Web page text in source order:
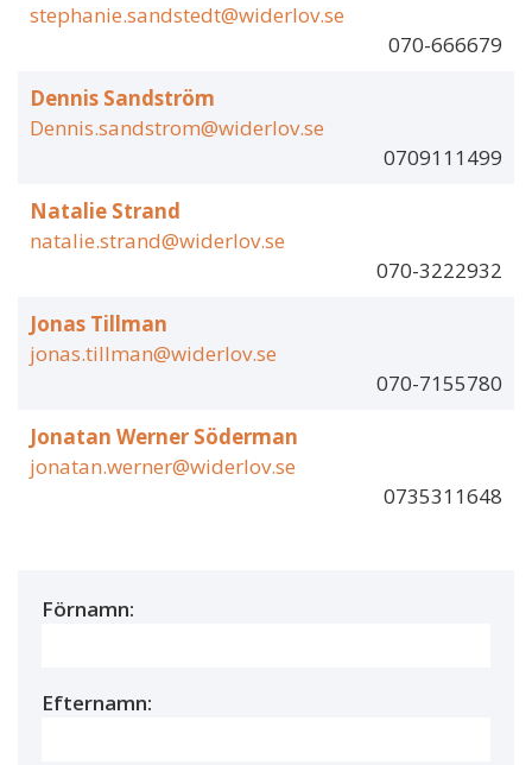
stephanie.sandstedt@widerlov.se
070-666679
Dennis Sandström
Dennis.sandstrom@widerlov.se
0709111499
Natalie Strand
natalie.strand@widerlov.se
070-3222932
Jonas Tillman
jonas.tillman@widerlov.se
070-7155780
Jonatan Werner Söderman
jonatan.werner@widerlov.se
0735311648
Förnamn:
Efternamn: